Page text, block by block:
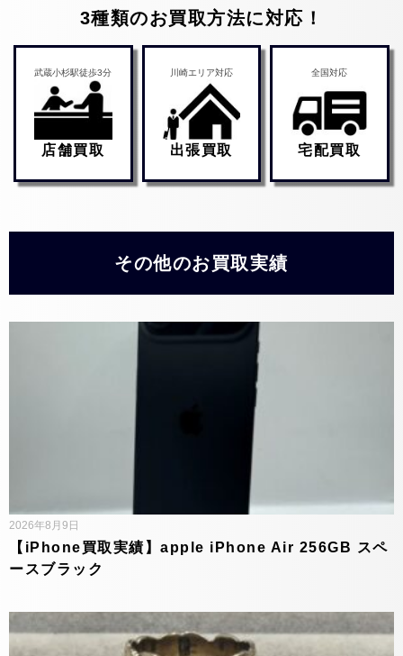
3種類のお買取方法に対応！
武蔵小杉駅徒歩3分
店舗買取
川崎エリア対応
出張買取
全国対応
宅配買取
その他のお買取実績
【iPhone買取実績】apple iPhone Air 256GB スペ
ースブラック
2026年8月9日